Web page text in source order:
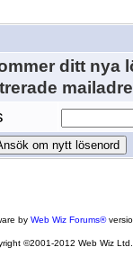
ditt nya
byWeb Wiz Forums®
©2001-2012 Web Wiz Ltd.